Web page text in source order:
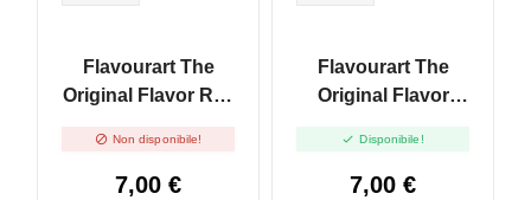
Flavourart The
Original Flavor Ry4
 Non disponibile!
7,00 €
Flavourart The
Original Flavor
 Disponibile!
7,00 €